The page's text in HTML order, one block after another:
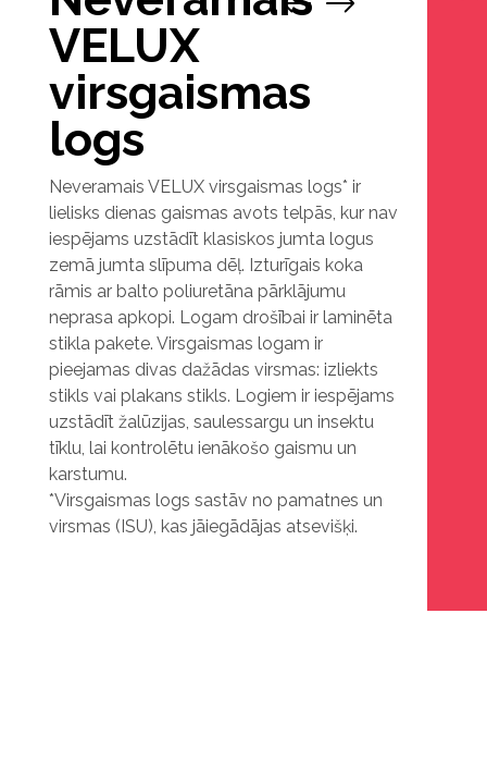
VELUX
virsgaismas
logs
Neveramais VELUX virsgaismas logs* ir
lielisks dienas gaismas avots telpās, kur nav
iespējams uzstādīt klasiskos jumta logus
zemā jumta slīpuma dēļ. Izturīgais koka
rāmis ar balto poliuretāna pārklājumu
neprasa apkopi. Logam drošībai ir laminēta
stikla pakete. Virsgaismas logam ir
pieejamas divas dažādas virsmas: izliekts
stikls vai plakans stikls. Logiem ir iespējams
uzstādīt žalūzijas, saulessargu un insektu
tīklu, lai kontrolētu ienākošo gaismu un
karstumu.
*Virsgaismas logs sastāv no pamatnes un
virsmas (ISU), kas jāiegādājas atsevišķi.